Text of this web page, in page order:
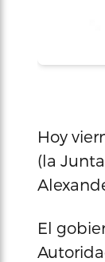
Hoy
(la
El